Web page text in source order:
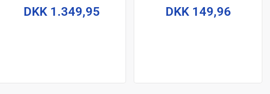
DKK 1.349,95 DKK 149,96